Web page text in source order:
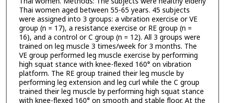
Thai women aged between 55-65 years. 45 subjects
were assigned into 3 groups: a vibration exercise or VE
group (n = 17), a resistance exercise or RE group (n =
16), and a control or C group (n = 12). All 3 groups were
trained on leg muscle 3 times/week for 3 months. The
VE group performed leg muscle exercise by performing
high squat stance with knee-flexed 160° on vibration
platform. The RE group trained their leg muscle by
performing leg extension and leg curl while the C group
trained their leg muscle by performing high squat stance
with knee-flexed 160° on smooth and stable floor. At the